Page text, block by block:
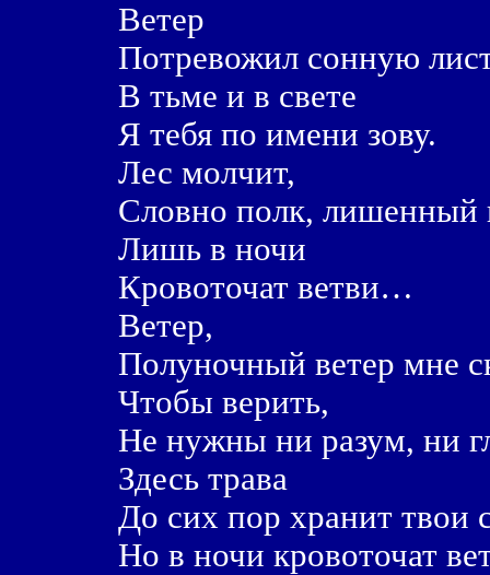
Ветер
Потревожил сонную
В тьме и в свете
Я тебя по имени зову.
Лес молчит,
Словно полк, лишенный
Лишь в ночи
Кровоточат ветви…
Ветер,
Полуночный ветер мне
Чтобы верить,
Не нужны ни разум, ни
Здесь трава
До сих пор хранит твои
Но в ночи кровоточат